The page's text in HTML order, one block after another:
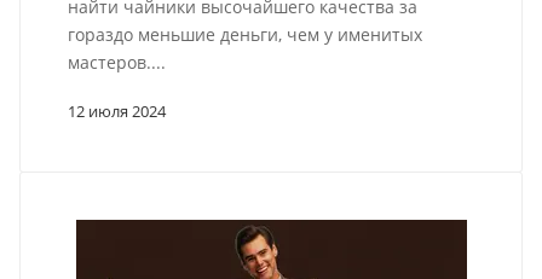
12 июля 2024
найти чайники высочайшего качества за
гораздо меньшие деньги, чем у именитых
мастеров....